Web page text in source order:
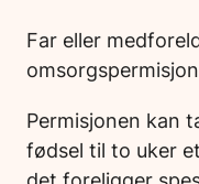
Far eller
Permisjonen kan
fødsel til to uker